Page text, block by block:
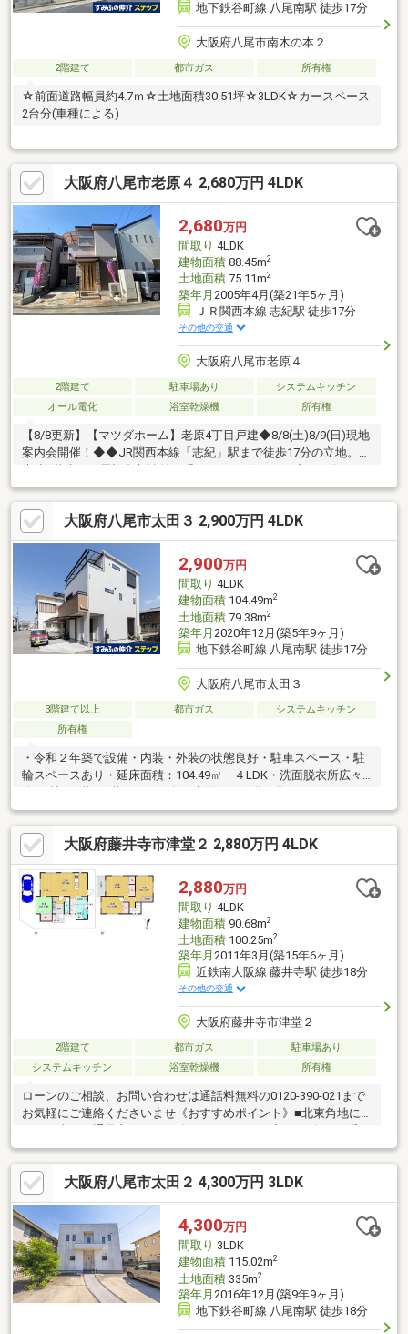
地下鉄谷町線 八尾南駅 徒歩17分
大阪府八尾市南木の本２
2階建て 都市ガス 所有権
☆前面道路幅員約4.7ｍ☆土地面積30.51坪☆3LDK☆カースペース
2台分(車種による)
大阪府八尾市老原４ 2,680万円 4LDK
2,680万円
間取り 4LDK
建物面積88.45m2
土地面積75.11m2
築年月 2005年4月(築21年5ヶ月)
ＪＲ関西本線 志紀駅 徒歩17分
その他の交通
大阪府八尾市老原４
2階建て 駐車場あり
システムキッチン
オール電化
浴室乾燥機 所有権
【8/8更新】【マツダホーム】老原4丁目戸建◆8/8(土)8/9(日)現地
案内会開催！◆◆JR関西本線「志紀」駅まで徒歩17分の立地。◆
木造2階建て、屋根裏収納付き「4LDK」の住まい。◆LDK約12
帖。隣接する和室と一体利用可能です。◆カースペース1台分付
き(車種による)。◆リフォーム履歴・2015年：蓄熱暖房機、太陽
光パネル設置・2017年：太陽光パネル増設3.7k・2021年：エコキ
ュート設置/外壁・屋根塗装・2022年：高機能トイレ新調・2024
年：太陽光蓄電器新調◆周辺環境・セブンイレブン八尾老原4丁
目店 徒歩2分・八尾市立志紀小学校 徒歩2分・八尾市立志紀中
学校 徒歩7分
大阪府八尾市太田３ 2,900万円 4LDK
2,900万円
間取り 4LDK
建物面積104.49m2
土地面積79.38m2
築年月 2020年12月(築5年9ヶ月)
地下鉄谷町線 八尾南駅 徒歩17分
大阪府八尾市太田３
3階建て以上 都市ガス
システムキッチン
所有権
・令和２年築で設備・内装・外装の状態良好・駐車スペース・駐
輪スペースあり・延床面積：104.49㎡ ４LDK・洗面脱衣所広々
生活しやすい間取りです・前面道路西側幅員６．７ｍ公道、南側
幅員４．７ｍ公道で駐車も楽々です
大阪府藤井寺市津堂２ 2,880万円 4LDK
2,880万円
間取り 4LDK
建物面積90.68m2
土地面積100.25m2
築年月 2011年3月(築15年6ヶ月)
近鉄南大阪線 藤井寺駅 徒歩18分
その他の交通
大阪府藤井寺市津堂２
2階建て 都市ガス
駐車場あり
システムキッチン
浴室乾燥機 所有権
ローンのご相談、お問い合わせは通話料無料の0120-390-021まで
お気軽にご連絡くださいませ《おすすめポイント》■北東角地に
い床暖房完備《周辺について》●藤井寺北小学校 徒歩約4分(約
307ｍ)●第三中学校 徒歩約23分(約1837ｍ)【お客様へ】当社では
諸事情によりインターネットに掲載されていない物件も多数取り
扱っておりますお気軽にお問い合わせくださいませ
大阪府八尾市太田２ 4,300万円 3LDK
4,300万円
間取り 3LDK
建物面積115.02m2
土地面積335m2
築年月 2016年12月(築9年9ヶ月)
地下鉄谷町線 八尾南駅 徒歩18分